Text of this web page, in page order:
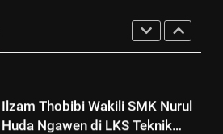
Khurmat Haul ke-2 KH Kholil
Syarqowi Lengkong Melalui
Istighotsah Bersama
Ilzam Thobibi Wakili SMK Nurul
Huda Ngawen di LKS Teknik
Pelatihan “Pembentukan dan
Optimalisasi Komunitas Belajar”